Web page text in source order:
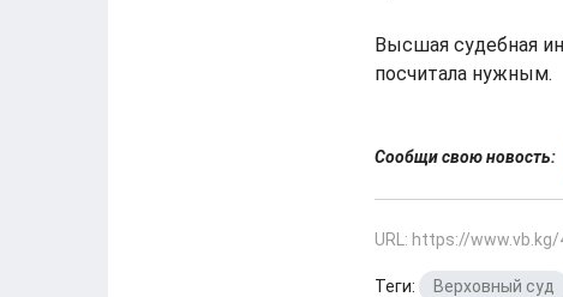
Высшая судебная
посчитала нужным.
Сообщи свою новость:
URL: https://www.vb.kg/
Теги: Верховный суд